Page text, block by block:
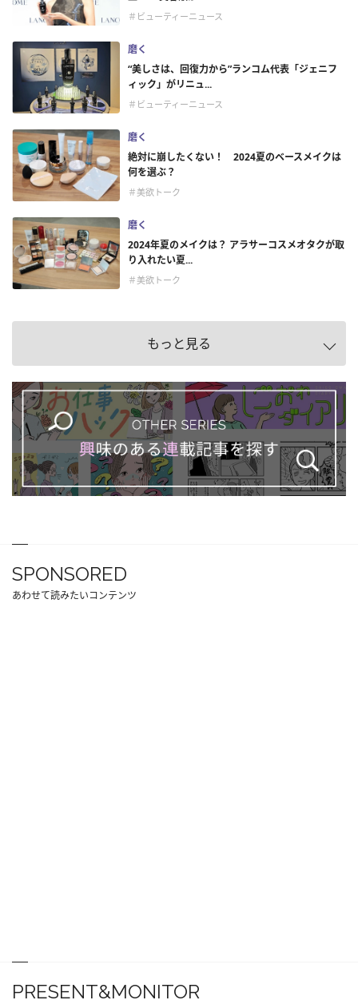
＃ビューティーニュース
磨く
“美しさは、回復力から”ランコム代表「ジェニフ
ィック」がリニュ...
＃ビューティーニュース
磨く
絶対に崩したくない！ 2024夏のベースメイクは
何を選ぶ？
＃美欲トーク
磨く
2024年夏のメイクは？ アラサーコスメオタクが取
り入れたい夏...
＃美欲トーク
もっと見る
SPONSORED
あわせて読みたいコンテンツ
PRESENT&MONITOR